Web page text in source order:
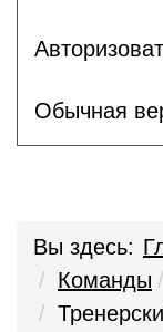
Обычная
Вы здесь:
Команды